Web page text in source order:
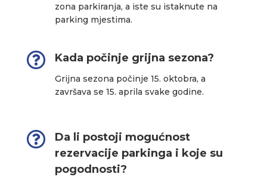
zona parkiranja, a iste su istaknute na
parking mjestima.
 Kada počinje grijna sezona?
Grijna sezona počinje 15. oktobra, a
završava se 15. aprila svake godine.

Da li postoji mogućnost
rezervacije parkinga i koje su
pogodnosti?